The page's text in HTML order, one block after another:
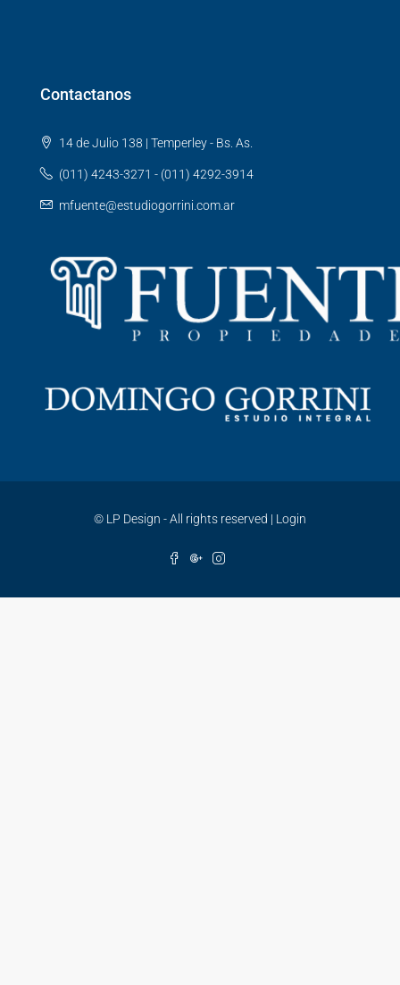
Contactanos
14 de Julio 138 | Temperley - Bs. As.
(011) 4243-3271 - (011) 4292-3914
mfuente@estudiogorrini.com.ar
© LP Design - All rights reserved | Login